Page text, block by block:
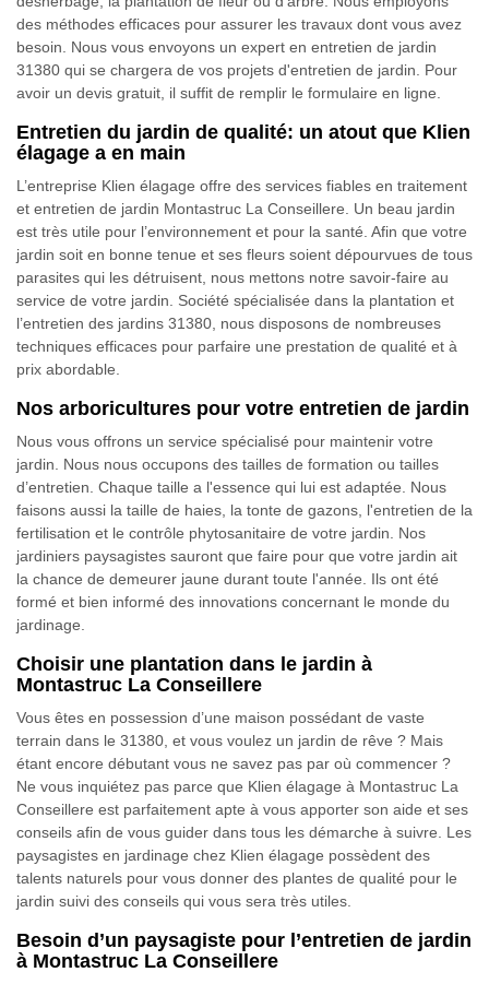
des méthodes efficaces pour assurer les travaux dont vous avez
besoin. Nous vous envoyons un expert en entretien de jardin
31380 qui se chargera de vos projets d'entretien de jardin. Pour
avoir un devis gratuit, il suffit de remplir le formulaire en ligne.
Entretien du jardin de qualité: un atout que Klien
élagage a en main
L’entreprise Klien élagage offre des services fiables en traitement
et entretien de jardin Montastruc La Conseillere. Un beau jardin
est très utile pour l’environnement et pour la santé. Afin que votre
jardin soit en bonne tenue et ses fleurs soient dépourvues de tous
parasites qui les détruisent, nous mettons notre savoir-faire au
service de votre jardin. Société spécialisée dans la plantation et
l’entretien des jardins 31380, nous disposons de nombreuses
techniques efficaces pour parfaire une prestation de qualité et à
prix abordable.
Nos arboricultures pour votre entretien de jardin
Nous vous offrons un service spécialisé pour maintenir votre
jardin. Nous nous occupons des tailles de formation ou tailles
d’entretien. Chaque taille a l'essence qui lui est adaptée. Nous
faisons aussi la taille de haies, la tonte de gazons, l'entretien de la
fertilisation et le contrôle phytosanitaire de votre jardin. Nos
jardiniers paysagistes sauront que faire pour que votre jardin ait
la chance de demeurer jaune durant toute l'année. Ils ont été
formé et bien informé des innovations concernant le monde du
jardinage.
Choisir une plantation dans le jardin à
Montastruc La Conseillere
Vous êtes en possession d’une maison possédant de vaste
terrain dans le 31380, et vous voulez un jardin de rêve ? Mais
étant encore débutant vous ne savez pas par où commencer ?
Ne vous inquiétez pas parce que Klien élagage à Montastruc La
Conseillere est parfaitement apte à vous apporter son aide et ses
conseils afin de vous guider dans tous les démarche à suivre. Les
paysagistes en jardinage chez Klien élagage possèdent des
talents naturels pour vous donner des plantes de qualité pour le
jardin suivi des conseils qui vous sera très utiles.
Besoin d’un paysagiste pour l’entretien de jardin
à Montastruc La Conseillere